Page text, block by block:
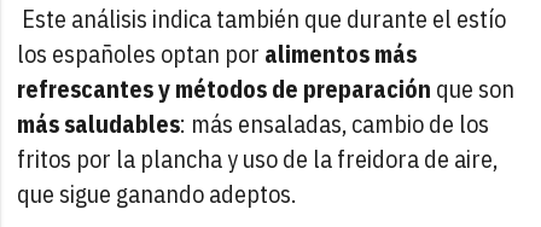
Este análisis indica también que durante el estío
los españoles optan por alimentos más
refrescantes y métodos de preparación que son
más saludables: más ensaladas, cambio de los
fritos por la plancha y uso de la freidora de aire,
que sigue ganando adeptos.